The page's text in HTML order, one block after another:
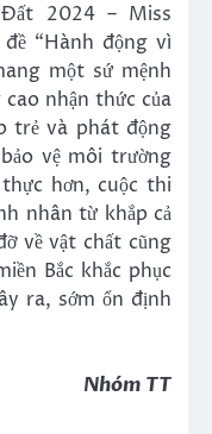
2024 – Miss
“Hành động vì
một sứ mệnh
nhận thức của
trẻ và phát động
vệ môi trường
hơn, cuộc thi
nhân từ khắp cả
về vật chất cũng
Bắc khắc phục
ra, sớm ổn định
Nhóm TT